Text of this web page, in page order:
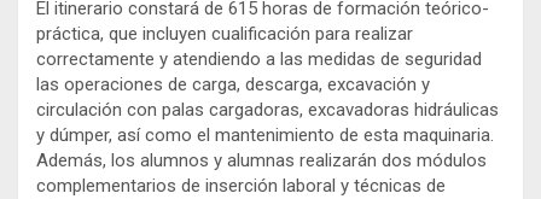
El itinerario constará de 615 horas de formación teórico-
práctica, que incluyen cualificación para realizar
correctamente y atendiendo a las medidas de seguridad
las operaciones de carga, descarga, excavación y
circulación con palas cargadoras, excavadoras hidráulicas
y dúmper, así como el mantenimiento de esta maquinaria.
Además, los alumnos y alumnas realizarán dos módulos
complementarios de inserción laboral y técnicas de